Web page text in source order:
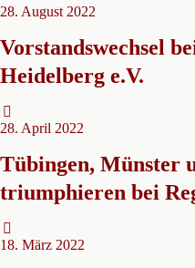
28. August 2022
Vorstandswechsel
Heidelberg e.V.
28. April 2022
Tübingen, Münster
triumphieren bei
18. März 2022